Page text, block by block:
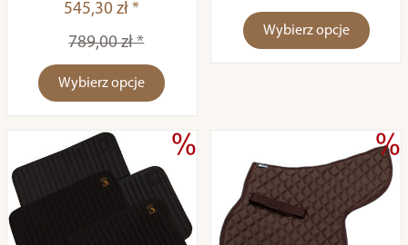
545,30 zł *
789,00 zł *
Wybierz opcje
Wybierz opcje